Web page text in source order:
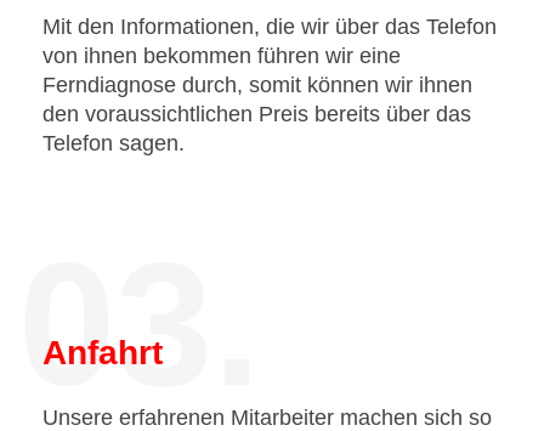
Mit den Informationen, die wir über das Telefon
von ihnen bekommen führen wir eine
Ferndiagnose durch, somit können wir ihnen
den voraussichtlichen Preis bereits über das
Telefon sagen.
03.
Anfahrt
Unsere erfahrenen Mitarbeiter machen sich so